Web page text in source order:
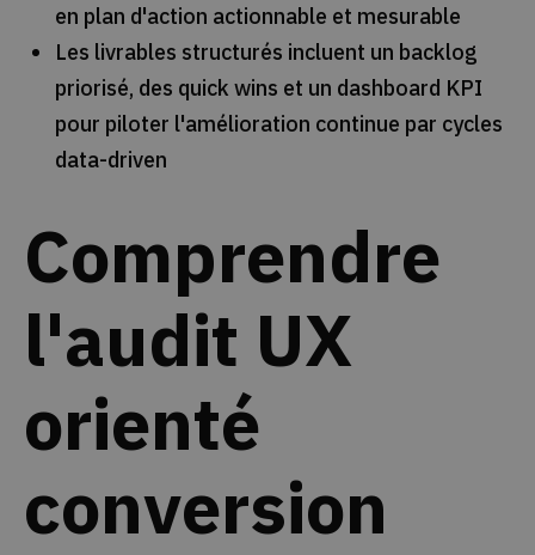
en plan d'action actionnable et mesurable
Les livrables structurés incluent un backlog
priorisé, des quick wins et un dashboard KPI
pour piloter l'amélioration continue par cycles
data-driven
Comprendre
l'audit UX
orienté
conversion